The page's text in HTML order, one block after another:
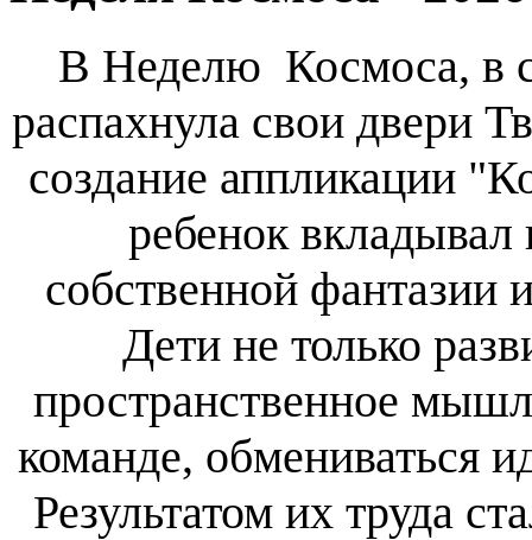
В Неделю Космоса, в
распахнула свои двери
создание аппликации
ребенок вкладывал
собственной фантазии
Дети не только
пространственное
команде, обмениваться
Результатом их труда